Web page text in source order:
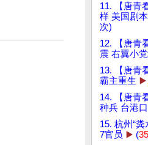
11. 【唐青
样 美国剧
次)
12. 【唐青
震 右翼小
13. 【唐青
霸主重生 ▶️
14. 【唐青
种兵 台港
15. 杭州“
7官员 ▶️ (